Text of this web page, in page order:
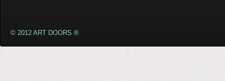
© 2012 ART DOORS ®